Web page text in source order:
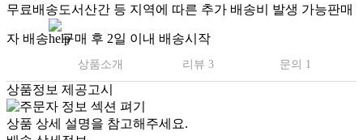
무료배송도서산간 등 지역에 따른 추가 배송비 발생 가능판매
자 배송 구매 후 2일 이내 배송시작
상품소개 리뷰 3 문의 1
상품정보 제공고시
상품 상세 설명을 참고해주세요.